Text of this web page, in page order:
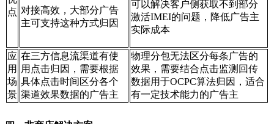
点 对接高效，大部分广告
主可支持这种方式归因
可以解决客户侧获取不到部分
激活IMEI的问题，降低广告主
实际成本
应
用
场
景
在三方信息流渠道有使
用点击归因，需要根据
具体点击时间区分各个
渠道效果数据的广告主
物理分包无法区分每条广告的
效果，需要结合点击监测回传
数据用于OCPC算法归因，适合
有一定技术能力的广告主